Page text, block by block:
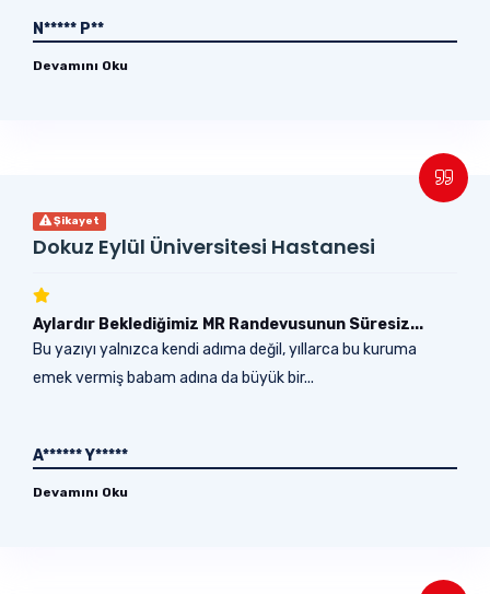
N***** P**
Devamını Oku
Şikayet
Dokuz Eylül Üniversitesi Hastanesi
Aylardır Beklediğimiz MR Randevusunun Süresiz...
Bu yazıyı yalnızca kendi adıma değil, yıllarca bu kuruma
emek vermiş babam adına da büyük bir...
A****** Y*****
Devamını Oku